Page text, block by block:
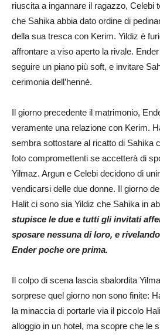
riuscita a ingannare il ragazzo, Celebi
che Sahika abbia dato ordine di
della sua tresca con Kerim. Yildiz è
affrontare a viso aperto la rivale.
seguire un piano più soft, e invitare
cerimonia dell’hennè.
Il giorno precedente il matrimonio,
veramente una relazione con Kerim.
sembra sottostare al ricatto di Sahika
foto compromettenti se accetterà di
Yilmaz. Argun e Celebi decidono di
vendicarsi delle due donne. Il giorno
Halit ci sono sia Yildiz che Sahika in
stupisce le due e tutti gli invitati
sposare nessuna di loro, e
Ender poche ore prima.
Il colpo di scena lascia sbalordita
sorprese quel giorno non sono finite:
la minaccia di portarle via il piccolo
alloggio in un hotel, ma scopre che le